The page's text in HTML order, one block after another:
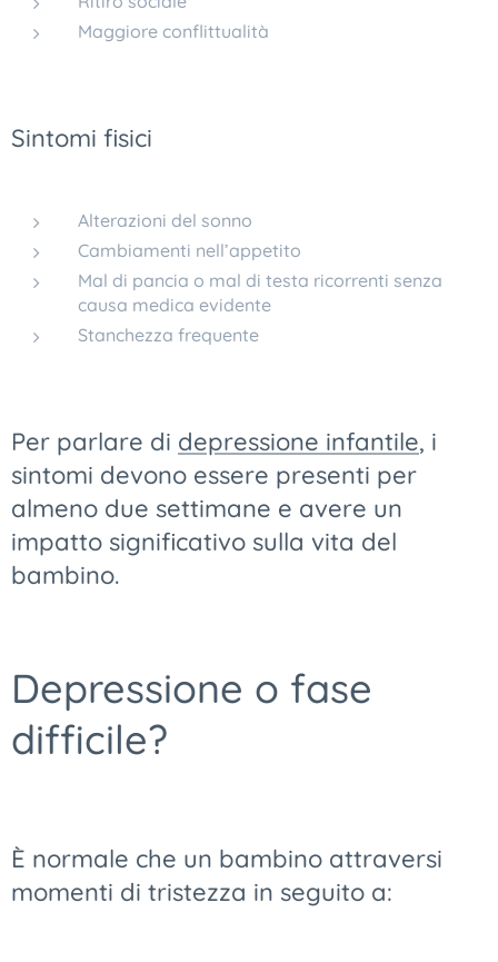
Maggiore conflittualità
Sintomi fisici
Alterazioni del sonno
Cambiamenti nell’appetito
Mal di pancia o mal di testa ricorrenti senza
causa medica evidente
Stanchezza frequente
Per parlare di depressione infantile, i
sintomi devono essere presenti per
almeno due settimane e avere un
impatto significativo sulla vita del
bambino.
Depressione o fase
difficile?
È normale che un bambino attraversi
momenti di tristezza in seguito a: